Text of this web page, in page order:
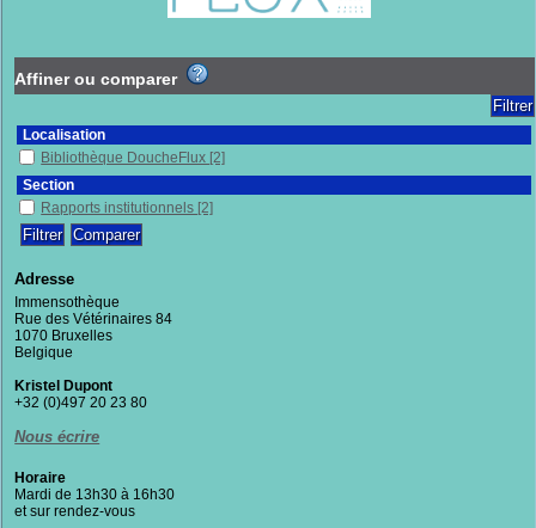
Affiner ou comparer
Localisation
Bibliothèque DoucheFlux [2]
Section
Rapports institutionnels [2]
Adresse
Immensothèque
Rue des Vétérinaires 84
1070 Bruxelles
Belgique
Kristel Dupont
+32 (0)497 20 23 80
Nous écrire
Horaire
Mardi de 13h30 à 16h30
et sur rendez-vous